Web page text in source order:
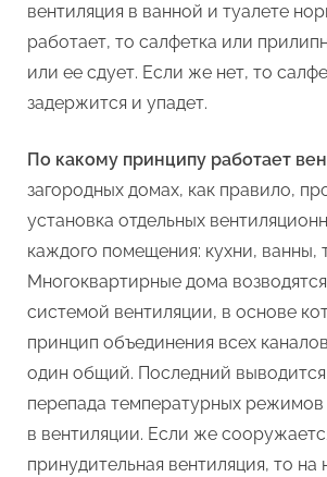
вентиляция в ванной и туалете
работает, то салфетка или
или ее сдует. Если же нет, то
задержится и упадет.
По какому принципу работает
загородных домах, как правило,
установка отдельных
каждого помещения: кухни, ванны,
Многоквартирные дома
системой вентиляции, в основе
принцип объединения всех
один общий. Последний
перепада температурных режимов
в вентиляции. Если же
принудительная вентиляция, то на